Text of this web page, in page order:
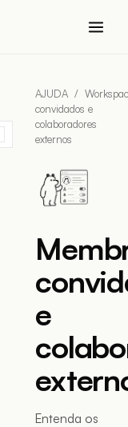
AJUDA /
convidados e
colaboradores
externos
e
Entenda os